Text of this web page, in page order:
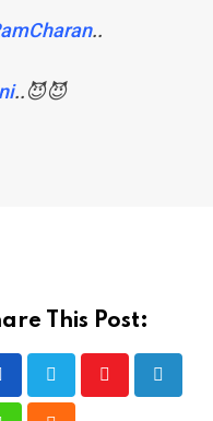
..
..😈😈
This Post:
Youtube LinkedIn